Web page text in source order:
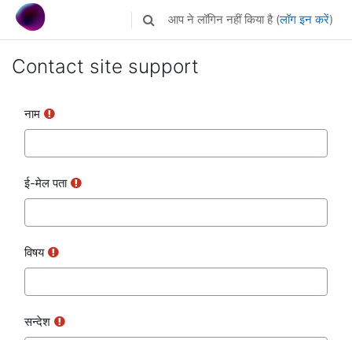
छोड़ कर मुख्य सामग्री पर जाएं
Toggle search input
आप ने लॉगिन नहीं किया है (लॉग इन करें)
Contact site support
नाम
ई-मेल पता
विषय
सन्देश